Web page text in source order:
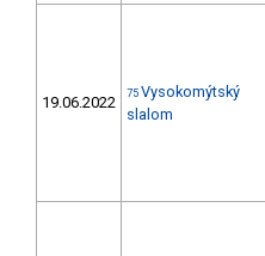
19.06.2022 75 Vysokomýtský
slalom